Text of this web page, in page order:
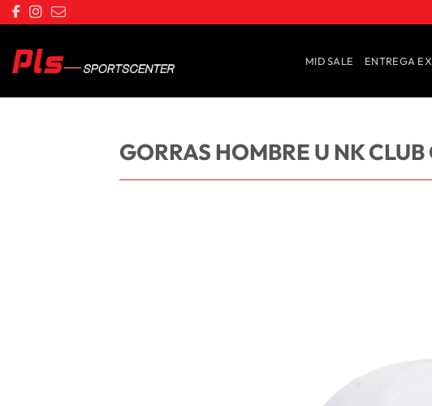
Saltar
al
contenido
MID SALE ENTREGA
GORRAS HOMBRE U NK CLUB